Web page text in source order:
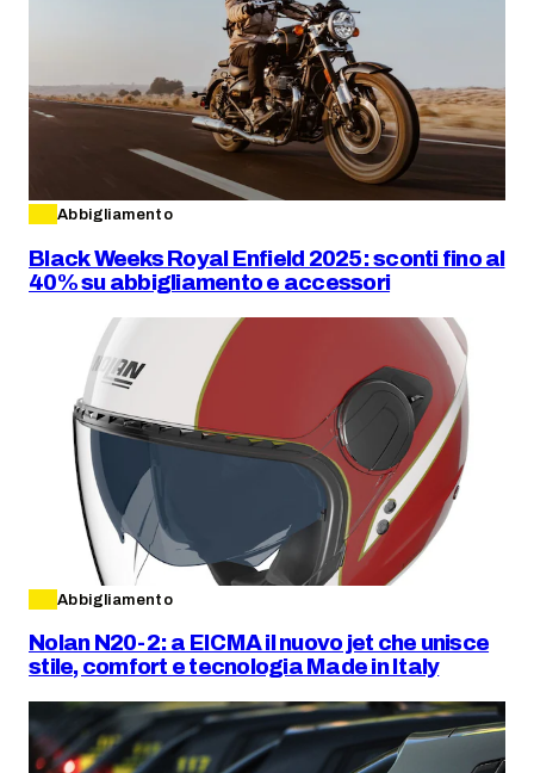
Abbigliamento
Black Weeks Royal Enfield 2025: sconti fino al
40% su abbigliamento e accessori
Abbigliamento
Nolan N20-2: a EICMA il nuovo jet che unisce
stile, comfort e tecnologia Made in Italy